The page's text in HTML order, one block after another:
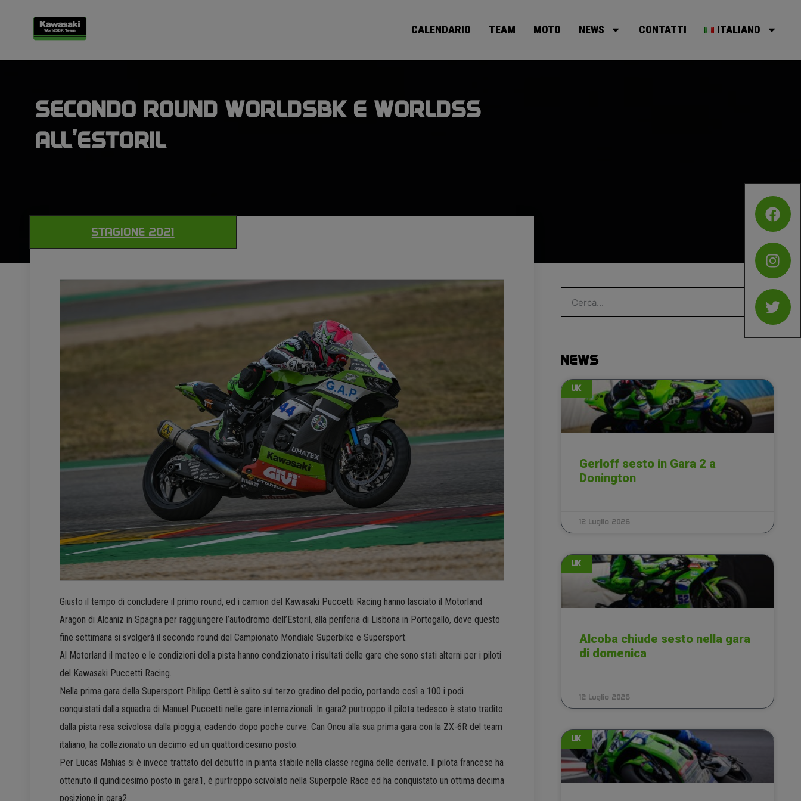
CALENDARIO TEAM MOTO NEWS CONTATTI ITALIANO
SECONDO ROUND WORLDSBK E WORLDSS
ALL’ESTORIL
STAGIONE 2021
Giusto il tempo di concludere il primo round, ed i camion del Kawasaki Puccetti Racing hanno lasciato il Motorland
Aragon di Alcaniz in Spagna per raggiungere l’autodromo dell’Estoril, alla periferia di Lisbona in Portogallo, dove questo
fine settimana si svolgerà il secondo round del Campionato Mondiale Superbike e Supersport.
Al Motorland il meteo e le condizioni della pista hanno condizionato i risultati delle gare che sono stati alterni per i piloti
del Kawasaki Puccetti Racing.
Nella prima gara della Supersport Philipp Oettl è salito sul terzo gradino del podio, portando così a 100 i podi
conquistati dalla squadra di Manuel Puccetti nelle gare internazionali. In gara2 purtroppo il pilota tedesco è stato tradito
dalla pista resa scivolosa dalla pioggia, cadendo dopo poche curve. Can Oncu alla sua prima gara con la ZX-6R del team
italiano, ha collezionato un decimo ed un quattordicesimo posto.
Per Lucas Mahias si è invece trattato del debutto in pianta stabile nella classe regina delle derivate. Il pilota francese ha
ottenuto il quindicesimo posto in gara1, è purtroppo scivolato nella Superpole Race ed ha conquistato un ottima decima
posizione in gara2.
NEWS
UK
Gerloff sesto in Gara 2 a
Donington
12 Luglio 2026
UK
Alcoba chiude sesto nella gara
di domenica
12 Luglio 2026
UK